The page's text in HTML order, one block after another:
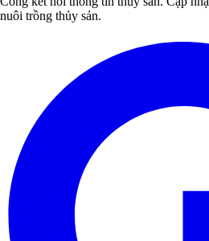
nuôi trồng thủy sản.